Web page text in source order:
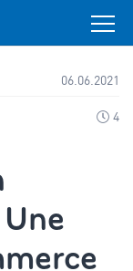
06.06.2021
4